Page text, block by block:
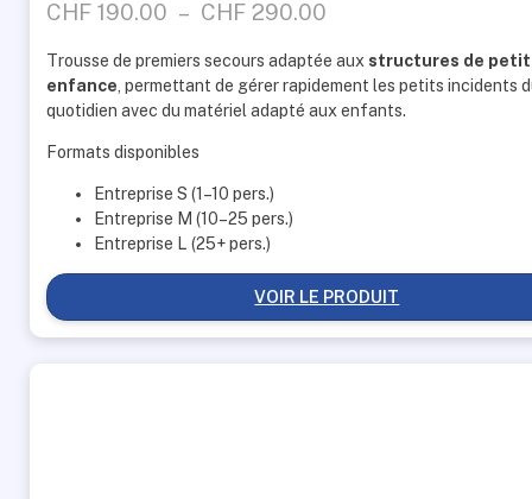
CHF190.00 – CHF290.00Plage
prix :
CHF 190.00
Trousse de premiers secours adaptée aux structures de
enfance , permettant de gérer rapidement les petits incidents
quotidien avec du matériel adapté aux enfants.
Formats disponibles
Entreprise S (1–10 pers.)
Entreprise M (10–25 pers.)
Entreprise L (25+ pers.)
VOIR LE PRODUIT